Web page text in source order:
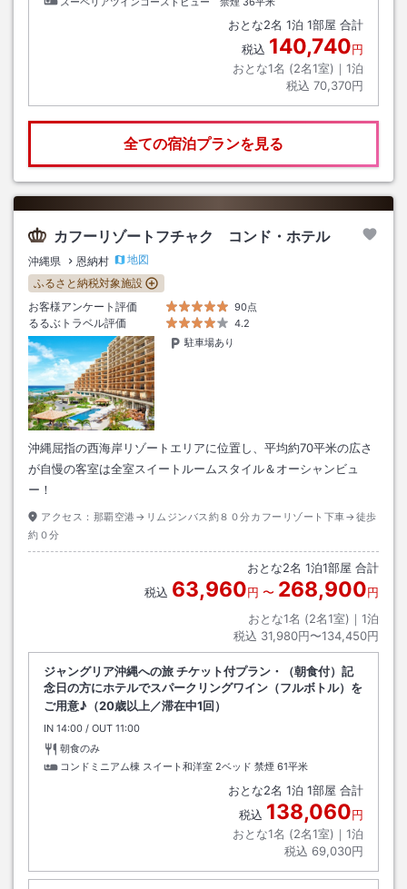
おとな2名 1泊 1部屋 合計
税込 140,740円
おとな1名 (2名1室)｜ 1泊
税込 70,370円
全ての宿泊プランを見る
カフーリゾートフチャク コンド・ホテル
沖縄県 恩納村
地図
ふるさと納税対象施設
お客様アンケート評価
90点
るるぶトラベル評価
4.2
駐車場あり
沖縄屈指の西海岸リゾートエリアに位置し、平均約70平米の広さ
が自慢の客室は全室スイートルームスタイル＆オーシャンビュ
ー！
アクセス： 那覇空港→リムジンバス約８０分カフーリゾート下車→徒歩
約０分
おとな2名 1泊1部屋 合計
税込 63,960円 〜 268,900円
おとな1名 (2名1室)｜ 1泊
税込 31,980円〜134,450円
ジャングリア沖縄への旅 チケット付プラン・（朝食付）記
念日の方にホテルでスパークリングワイン（フルボトル）を
ご用意♪（20歳以上／滞在中1回）
IN チェックイン
14:00 / OUT チェックアウト
11:00
朝食のみ
コンドミニアム棟 スイート和洋室 2ベッド 禁煙 61平米
おとな2名 1泊 1部屋 合計
税込 138,060円
おとな1名 (2名1室)｜ 1泊
税込 69,030円